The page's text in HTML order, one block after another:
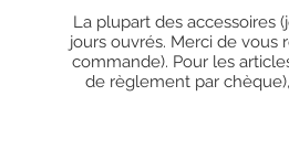
La plupart des accessoires
jours ouvrés. Merci de vous
commande). Pour les
de règlement par